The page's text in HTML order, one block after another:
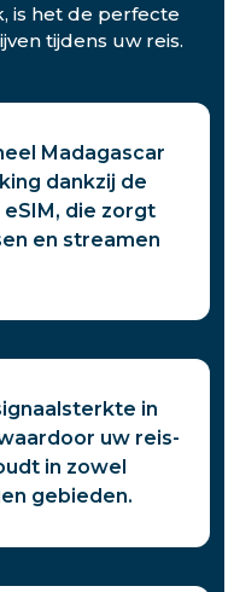
is het de perfecte
tijdens uw reis.
Madagascar
dankzij de
die zorgt
en streamen
in
uw reis-
in zowel
gebieden.